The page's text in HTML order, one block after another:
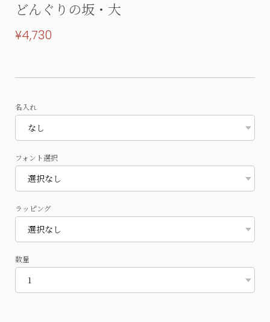
どんぐりの坂・大
¥4,730
名入れ
フォント選択
ラッピング
数量